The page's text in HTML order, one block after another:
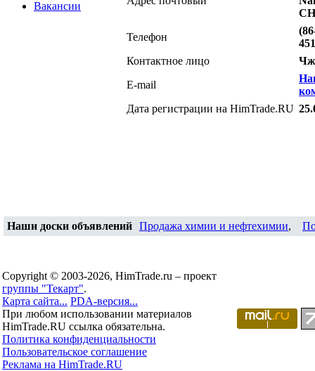
Вакансии
Телефон
Контактное лицо
E-mail
Дата регистрации на HimTrade.RU
Наши доски объявлений Продажа химии и нефтехимии,
Copyright © 2003-2026, HimTrade.ru – проект
группы "Текарт".
Карта сайта... PDA-версия...
При любом использовании материалов
HimTrade.RU ссылка обязательна.
Политика конфиденциальности
Пользовательское соглашение
Реклама на HimTrade.RU